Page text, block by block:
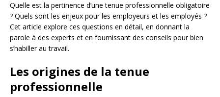
Quelle est la pertinence d’une tenue professionnelle obligatoire
? Quels sont les enjeux pour les employeurs et les employés ?
Cet article explore ces questions en détail, en donnant la
parole à des experts et en fournissant des conseils pour bien
s’habiller au travail.
Les origines de la tenue
professionnelle